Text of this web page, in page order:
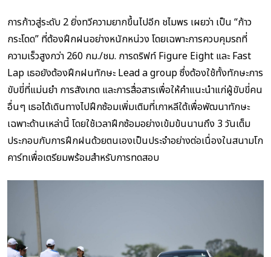
การก้าวสู่ระดับ 2 ยิ่งทวีความยากขึ้นไปอีก ชไมพร เผยว่า เป็น “ก้าว
กระโดด” ที่ต้องฝึกฝนอย่างหนักหน่วง โดยเฉพาะการควบคุมรถที่
ความเร็วสูงกว่า 260 กม./ชม. การดริฟท์ Figure Eight และ Fast
Lap เธอยังต้องฝึกฝนทักษะ Lead a group ซึ่งต้องใช้ทั้งทักษะการ
ขับขี่ที่แม่นยำ การสังเกต และการสื่อสารเพื่อให้คำแนะนำแก่ผู้ขับขี่คน
อื่นๆ เธอได้เดินทางไปฝึกซ้อมเพิ่มเติมที่เกาหลีใต้เพื่อพัฒนาทักษะ
เฉพาะด้านเหล่านี้ โดยใช้เวลาฝึกซ้อมอย่างเข้มข้นนานถึง 3 วันเต็ม
ประกอบกับการฝึกฝนด้วยตนเองเป็นประจำอย่างต่อเนื่องในสนามโก
คาร์ทเพื่อเตรียมพร้อมสำหรับการทดสอบ